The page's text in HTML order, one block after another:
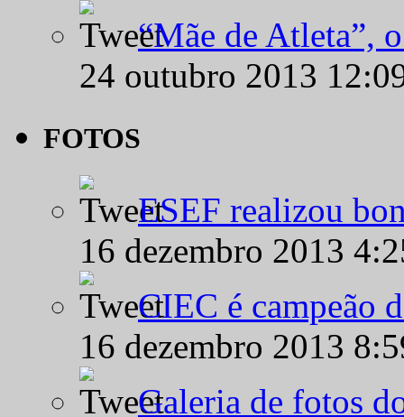
“Mãe de Atleta”,
24 outubro 2013
FOTOS
ESEF realizou
16 dezembro 2013
CIEC é campeão
16 dezembro 2013
Galeria de fotos